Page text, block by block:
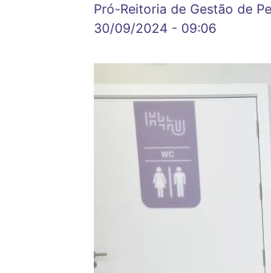
Pró-Reitoria de Gestão de
30/09/2024 - 09:06